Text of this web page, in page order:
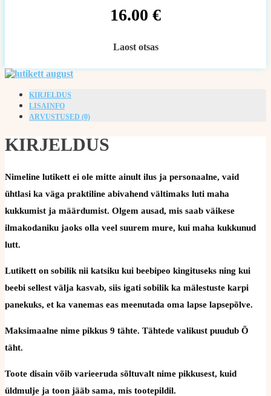
16.00 €
Laost otsas
KIRJELDUS
LISAINFO
ARVUSTUSED (0)
KIRJELDUS
Nimeline lutikett ei ole mitte ainult ilus ja personaalne, vaid
ühtlasi ka väga praktiline abivahend vältimaks luti maha
kukkumist ja määrdumist. Olgem ausad, mis saab väikese
ilmakodaniku jaoks olla veel suurem mure, kui maha kukkunud
lutt.
Lutikett on sobilik nii katsiku kui beebipeo kingituseks ning kui
beebi sellest välja kasvab, siis igati sobilik ka mälestuste karpi
panekuks, et ka vanemas eas meenutada oma lapse lapsepõlve.
Maksimaalne nime pikkus 9 tähte. Tähtede valikust puudub Õ
täht.
Toote disain võib varieeruda sõltuvalt nime pikkusest, kuid
üldmulje ja toon jääb sama, mis tootepildil.